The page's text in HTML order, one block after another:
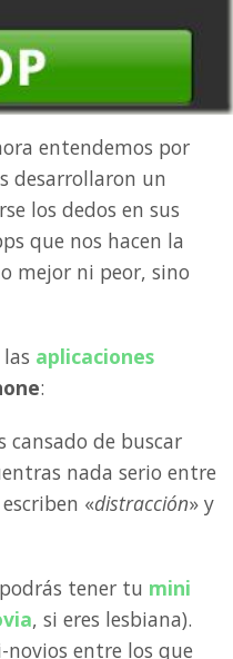
entendemos por
desarrollaron un
los dedos en sus
que nos hacen la
mejor ni peor, sino
aplicaciones
:
cansado de buscar
nada serio entre
«distracción» y
podrás tener tu mini
, si eres lesbiana).
novios entre los que